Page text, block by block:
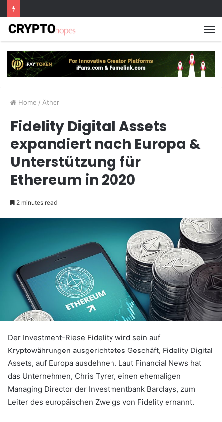
Home / Äther
Fidelity Digital Assets
expandiert nach Europa &
Unterstützung für
Ethereum in 2020
2 minutes read
Der Investment-Riese Fidelity wird sein auf
Kryptowährungen ausgerichtetes Geschäft, Fidelity Digital
Assets, auf Europa ausdehnen. Laut Financial News hat
das Unternehmen, Chris Tyrer, einen ehemaligen
Managing Director der Investmentbank Barclays, zum
Leiter des europäischen Zweigs von Fidelity ernannt.